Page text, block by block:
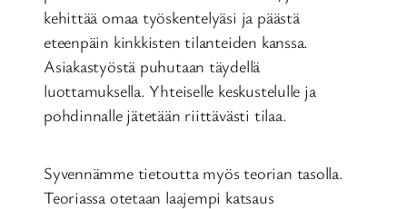
kehittää omaa työskentelyäsi ja päästä
eteenpäin kinkkisten tilanteiden kanssa.
Asiakastyöstä puhutaan täydellä
luottamuksella. Yhteiselle keskustelulle ja
pohdinnalle jätetään riittävästi tilaa.
Syvennämme tietoutta myös teorian tasolla.
Teoriassa otetaan laajempi katsaus